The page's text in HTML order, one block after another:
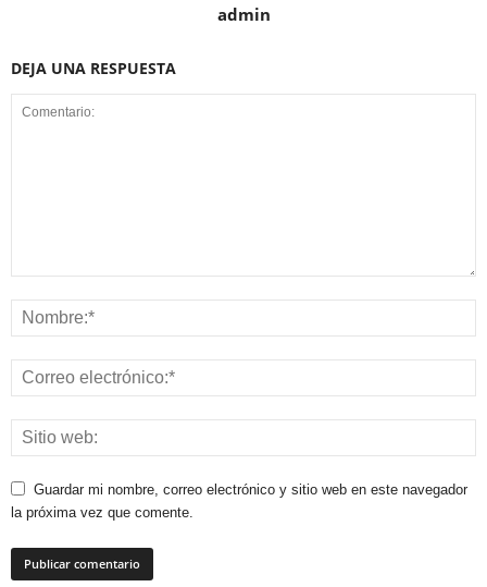
admin
DEJA UNA RESPUESTA
Guardar mi nombre, correo electrónico y sitio web en este navegador
la próxima vez que comente.